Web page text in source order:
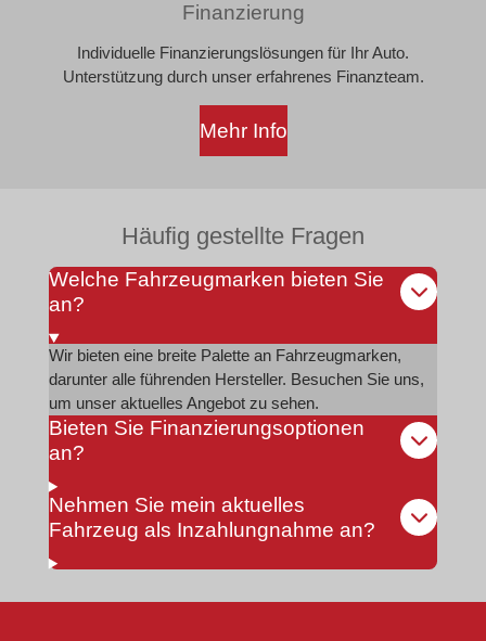
Finanzierung
Individuelle Finanzierungslösungen für Ihr Auto.
Unterstützung durch unser erfahrenes Finanzteam.
Mehr Info
Häufig gestellte Fragen
Welche Fahrzeugmarken bieten Sie
an?
Wir bieten eine breite Palette an Fahrzeugmarken,
darunter alle führenden Hersteller. Besuchen Sie uns,
um unser aktuelles Angebot zu sehen.
Bieten Sie Finanzierungsoptionen
an?
Nehmen Sie mein aktuelles
Fahrzeug als Inzahlungnahme an?